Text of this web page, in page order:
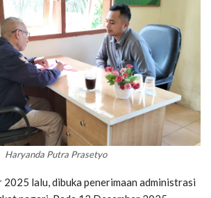
Haryanda Putra Prasetyo
2025 lalu, dibuka penerimaan administrasi